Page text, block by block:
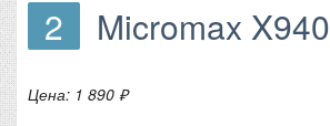
2 Micromax X940
Цена: 1 890 ₽